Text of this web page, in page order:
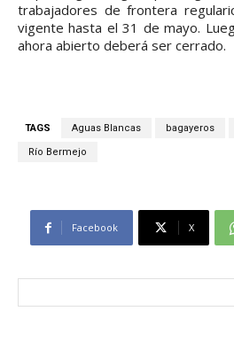
trabajadores de frontera
vigente hasta el 31 de mayo.
ahora abierto deberá ser cerrado.
TAGS Aguas Blancas bagayeros
Río Bermejo
Facebook X